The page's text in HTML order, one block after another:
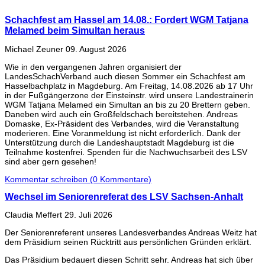
Schachfest am Hassel am 14.08.: Fordert WGM Tatjana
Melamed beim Simultan heraus
Michael Zeuner 09. August 2026
Wie in den vergangenen Jahren organisiert der
LandesSchachVerband auch diesen Sommer ein Schachfest am
Hasselbachplatz in Magdeburg. Am Freitag, 14.08.2026 ab 17 Uhr
in der Fußgängerzone der Einsteinstr. wird unsere Landestrainerin
WGM Tatjana Melamed ein Simultan an bis zu 20 Brettern geben.
Daneben wird auch ein Großfeldschach bereitstehen. Andreas
Domaske, Ex-Präsident des Verbandes, wird die Veranstaltung
moderieren. Eine Voranmeldung ist nicht erforderlich. Dank der
Unterstützung durch die Landeshauptstadt Magdeburg ist die
Teilnahme kostenfrei. Spenden für die Nachwuchsarbeit des LSV
sind aber gern gesehen!
Kommentar schreiben (0 Kommentare)
Wechsel im Seniorenreferat des LSV Sachsen-Anhalt
Claudia Meffert 29. Juli 2026
Der Seniorenreferent unseres Landesverbandes Andreas Weitz hat
dem Präsidium seinen Rücktritt aus persönlichen Gründen erklärt.
Das Präsidium bedauert diesen Schritt sehr. Andreas hat sich über